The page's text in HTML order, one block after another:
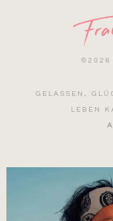
© 2026
GELASSEN,
LEBEN